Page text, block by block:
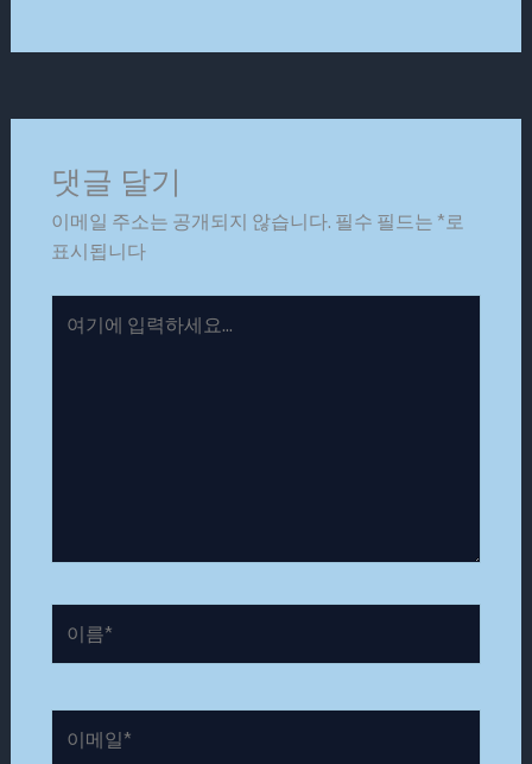
댓글 달기
이메일 주소는 공개되지 않습니다. 필수 필드는 * 로
표시됩니다